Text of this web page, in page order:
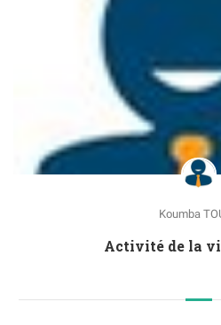
Koumba
Activité de la